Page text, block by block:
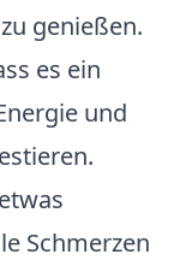
genießen.
es ein
und
Schmerzen